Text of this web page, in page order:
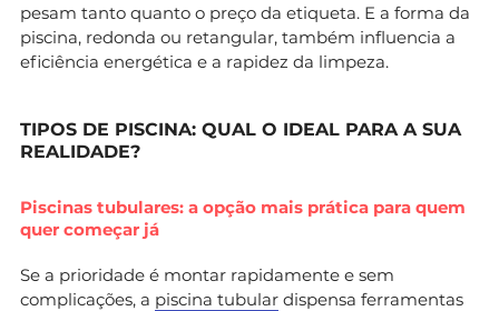
pesam tanto quanto o preço da etiqueta. E a forma da
piscina, redonda ou retangular, também influencia a
eficiência energética e a rapidez da limpeza.
TIPOS DE PISCINA: QUAL O IDEAL PARA A SUA
REALIDADE?
Piscinas tubulares: a opção mais prática para quem
quer começar já
Se a prioridade é montar rapidamente e sem
complicações, a piscina tubular dispensa ferramentas